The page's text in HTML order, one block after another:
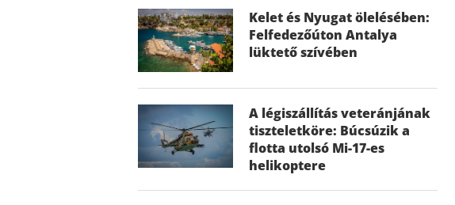
Kelet és Nyugat ölelésében:
Felfedezőúton Antalya
lüktető szívében
A légiszállítás veteránjának
tiszteletköre: Búcsúzik a
flotta utolsó Mi-17-es
helikoptere